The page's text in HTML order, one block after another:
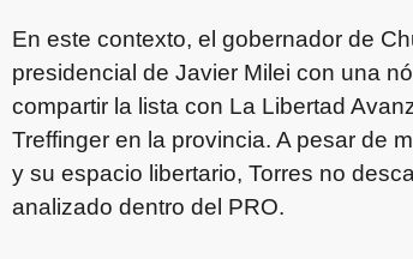
En este contexto, el gobernador de
presidencial de Javier Milei con una
compartir la lista con La Libertad
Treffinger en la provincia. A pesar de
y su espacio libertario, Torres no
analizado dentro del PRO.